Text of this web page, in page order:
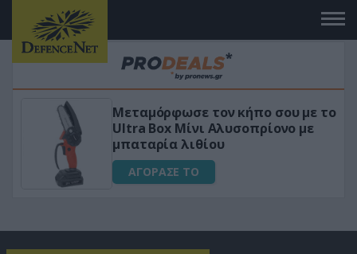
«Μαγική» φόρμουλα τριβόλι + VIP
για αύξηση της λίμπιντο
ΑΓΟΡΑΣΕ ΤΟ